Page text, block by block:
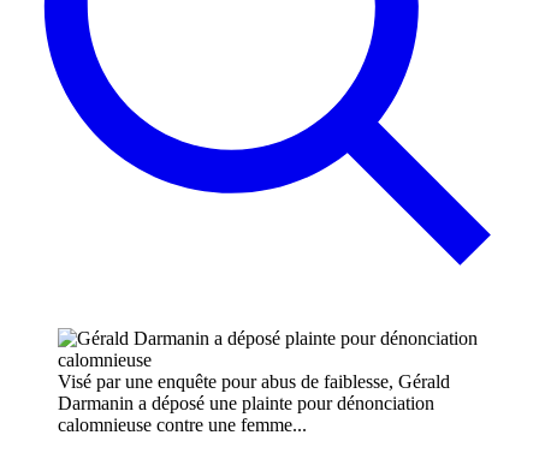
Visé par une enquête pour abus de faiblesse, Gérald
Darmanin a déposé une plainte pour dénonciation
calomnieuse contre une femme...